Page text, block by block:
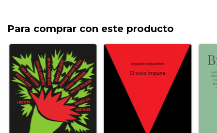
Para comprar con este producto